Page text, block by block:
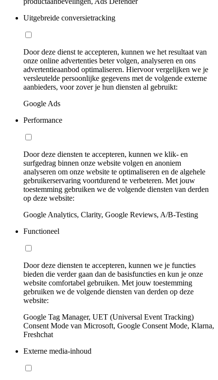
Uitgebreide conversietracking
Door deze dienst te accepteren, kunnen we het resultaat van
onze online advertenties beter volgen, analyseren en ons
advertentieaanbod optimaliseren. Hiervoor vergelijken we je
versleutelde persoonlijke gegevens met de volgende externe
aanbieders, voor zover je hun diensten al gebruikt:
Google Ads
Performance
Door deze diensten te accepteren, kunnen we klik- en
surfgedrag binnen onze website volgen en anoniem
analyseren om onze website te optimaliseren en de algehele
gebruikerservaring voortdurend te verbeteren. Met jouw
toestemming gebruiken we de volgende diensten van derden
op deze website:
Google Analytics, Clarity, Google Reviews, A/B-Testing
Functioneel
Door deze diensten te accepteren, kunnen we je functies
bieden die verder gaan dan de basisfuncties en kun je onze
website comfortabel gebruiken. Met jouw toestemming
gebruiken we de volgende diensten van derden op deze
website:
Google Tag Manager, UET (Universal Event Tracking)
Consent Mode van Microsoft, Google Consent Mode, Klarna,
Freshchat
Externe media-inhoud